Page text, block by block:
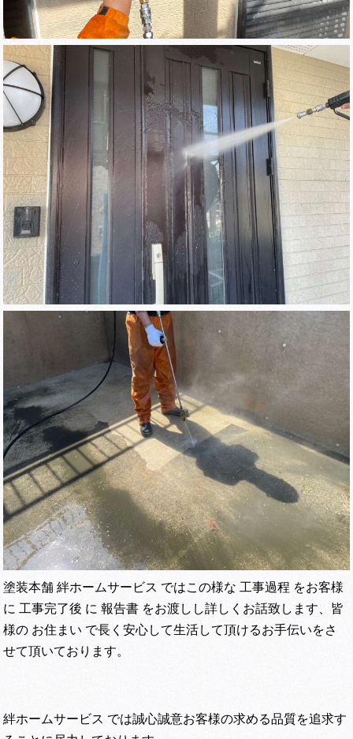
塗装本舗 絆ホームサービス ではこの様な 工事過程 をお客様
に 工事完了後 に 報告書 をお渡しし詳しくお話致します、皆
様の お住まい で長く安心して生活して頂けるお手伝いをさ
せて頂いております。
絆ホームサービス では誠心誠意お客様の求める品質を追求す